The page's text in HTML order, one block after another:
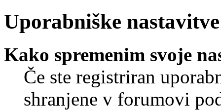
Uporabniške nastavitve
Kako spremenim svoje
Če ste registriran
shranjene v forumovi